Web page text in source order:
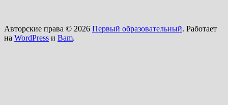
Авторские права © 2026 Первый образовательный. Работает
на WordPress и Bam.